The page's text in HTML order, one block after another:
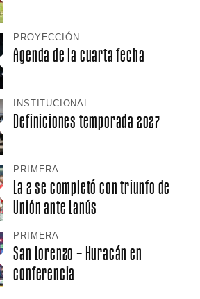
PROYECCIÓN
Agenda de la cuarta fecha
INSTITUCIONAL
Definiciones temporada 2027
PRIMERA
La 2 se completó con triunfo de
Unión ante Lanús
PRIMERA
San Lorenzo – Huracán en
conferencia